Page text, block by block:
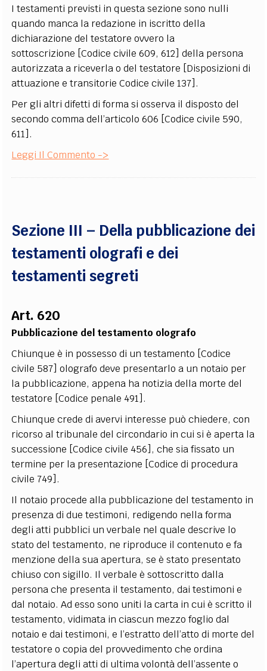
I testamenti previsti in questa sezione sono nulli
quando manca la redazione in iscritto della
dichiarazione del testatore ovvero la
sottoscrizione [Codice civile 609, 612] della persona
autorizzata a riceverla o del testatore [Disposizioni di
attuazione e transitorie Codice civile 137].
Per gli altri difetti di forma si osserva il disposto del
secondo comma dell’articolo 606 [Codice civile 590,
611].
Leggi Il Commento ->
Sezione III – Della pubblicazione dei
testamenti olografi e dei
testamenti segreti
Art. 620
Pubblicazione del testamento olografo
Chiunque è in possesso di un testamento [Codice
civile 587] olografo deve presentarlo a un notaio per
la pubblicazione, appena ha notizia della morte del
testatore [Codice penale 491].
Chiunque crede di avervi interesse può chiedere, con
ricorso al tribunale del circondario in cui si è aperta la
successione [Codice civile 456], che sia fissato un
termine per la presentazione [Codice di procedura
civile 749].
Il notaio procede alla pubblicazione del testamento in
presenza di due testimoni, redigendo nella forma
degli atti pubblici un verbale nel quale descrive lo
stato del testamento, ne riproduce il contenuto e fa
menzione della sua apertura, se è stato presentato
chiuso con sigillo. Il verbale è sottoscritto dalla
persona che presenta il testamento, dai testimoni e
dal notaio. Ad esso sono uniti la carta in cui è scritto il
testamento, vidimata in ciascun mezzo foglio dal
notaio e dai testimoni, e l’estratto dell’atto di morte del
testatore o copia del provvedimento che ordina
l’apertura degli atti di ultima volontà dell’assente o